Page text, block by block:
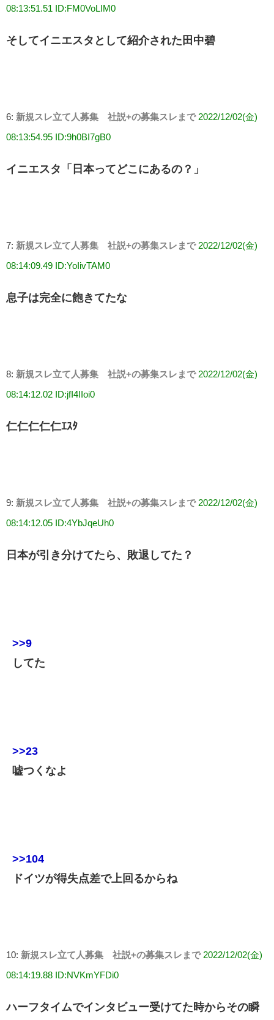
08:13:51.51 ID:FM0VoLIM0
そしてイニエスタとして紹介された田中碧
6: 新規スレ立て人募集 社説+の募集スレまで 2022/12/02(金)
08:13:54.95 ID:9h0BI7gB0
イニエスタ「日本ってどこにあるの？」
7: 新規スレ立て人募集 社説+の募集スレまで 2022/12/02(金)
08:14:09.49 ID:YoIivTAM0
息子は完全に飽きてたな
8: 新規スレ立て人募集 社説+の募集スレまで 2022/12/02(金)
08:14:12.02 ID:jfI4IIoi0
仁仁仁仁仁ｴｽﾀ
9: 新規スレ立て人募集 社説+の募集スレまで 2022/12/02(金)
08:14:12.05 ID:4YbJqeUh0
日本が引き分けてたら、敗退してた？
>>9
してた
>>23
嘘つくなよ
>>104
ドイツが得失点差で上回るからね
10: 新規スレ立て人募集 社説+の募集スレまで 2022/12/02(金)
08:14:19.88 ID:NVKmYFDi0
ハーフタイムでインタビュー受けてた時からその瞬